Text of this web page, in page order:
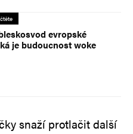
evropské
je budoucnost woke
snaží protlačit další